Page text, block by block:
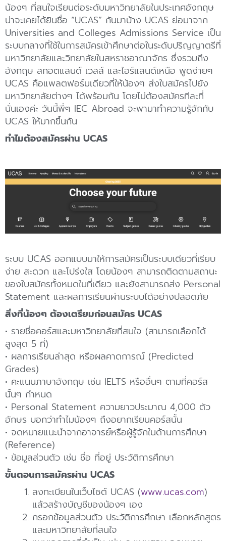
น้องๆ ที่สนใจเรียนต่อระดับมหาวิทยาลัยในประเทศอังกฤษ
น่าจะเคยได้ยินชื่อ “UCAS” กันมาบ้าง UCAS ย่อมาจาก
Universities and Colleges Admissions Service เป็น
ระบบกลางที่ใช้ในการสมัครเข้าศึกษาต่อในระดับปริญญาตรีที่
มหาวิทยาลัยและวิทยาลัยในสหราชอาณาจักร ซึ่งรวมถึง
อังกฤษ สกอตแลนด์ เวลส์ และไอร์แลนด์เหนือ พูดง่ายๆ
UCAS คือแพลตฟอร์มเดียวที่ให้น้องๆ ส่งใบสมัครไปยัง
มหาวิทยาลัยต่างๆ ได้พร้อมกัน โดยไม่ต้องสมัครทีละที่
นั่นเองค่ะ วันนี้พี่ๆ IEC Abroad จะพามาทำความรู้จักกับ
UCAS ให้มากขึ้นกัน
ทำไมต้องสมัครผ่าน UCAS
ระบบ UCAS ออกแบบมาให้การสมัครเป็นระบบเดียวที่เรียบ
ง่าย สะดวก และโปร่งใส โดยน้องๆ สามารถติดตามสถานะ
ของใบสมัครทั้งหมดในที่เดียว และยังสามารถส่ง Personal
Statement และผลการเรียนผ่านระบบได้อย่างปลอดภัย
สิ่งที่น้องๆ ต้องเตรียมก่อนสมัคร UCAS
• รายชื่อคอร์สและมหาวิทยาลัยที่สนใจ (สามารถเลือกได้
สูงสุด 5 ที่)
• ผลการเรียนล่าสุด หรือผลคาดการณ์ (Predicted
Grades)
• คะแนนภาษาอังกฤษ เช่น IELTS หรืออื่นๆ ตามที่คอร์ส
นั้นๆ กำหนด
• Personal Statement ความยาวประมาณ 4,000 ตัว
อักษร บอกว่าทำไมน้องๆ ถึงอยากเรียนคอร์สนั้น
• จดหมายแนะนำจากอาจารย์หรือผู้รู้จักในด้านการศึกษา
(Reference)
• ข้อมูลส่วนตัว เช่น ชื่อ ที่อยู่ ประวัติการศึกษา
ขั้นตอนการสมัครผ่าน UCAS
ลงทะเบียนในเว็บไซต์ UCAS (www.ucas.com)
แล้วสร้างบัญชีของน้องๆ เอง
กรอกข้อมูลส่วนตัว ประวัติการศึกษา เลือกหลักสูตร
และมหาวิทยาลัยที่สนใจ